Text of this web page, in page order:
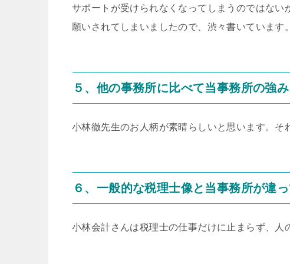
サポートが受けられなくなってしまうのではな
願いされてしまいましたので、渋々書いています
５、他の事務所に比べて当事務所の強
小林徹先生のお人柄が素晴らしいと思います。そ
６、一般的な税理士像と当事務所が違
小林会計さんは税理士の仕事だけに止まらず、人